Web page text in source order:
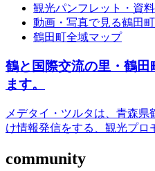
観光パンフレット・資
動画・写真で見る鶴田町
鶴田町全域マップ
鶴と国際交流の里・鶴
ます。
メデタイ・ツルタは、青森
け情報発信をする、観光プロ
community